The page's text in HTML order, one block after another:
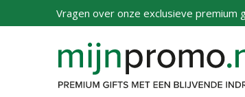
Vragen over onze exclusieve